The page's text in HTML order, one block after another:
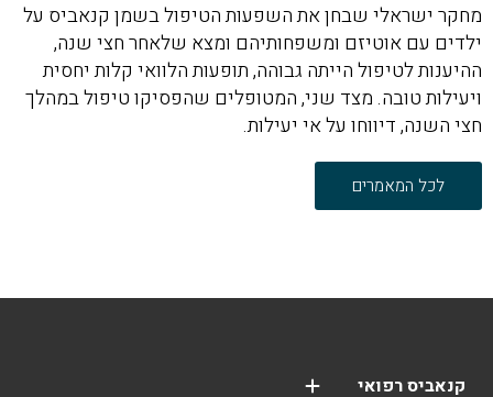
מחקר ישראלי שבחן את השפעות הטיפול בשמן קנאביס על
ילדים עם אוטיזם ומשפחותיהם ומצא שלאחר חצי שנה,
ההיענות לטיפול הייתה גבוהה, תופעות הלוואי קלות יחסית
ויעילות טובה. מצד שני, המטופלים שהפסיקו טיפול במהלך
חצי השנה, דיווחו על אי יעילות.
לכל המאמרים
קנאביס רפואי